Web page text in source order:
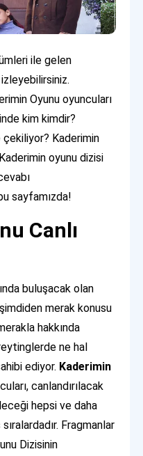
ile gelen
Oyunu oyuncuları
kim kimdir?
çekiliyor? Kaderimin
oyunu dizisi
sayfamızda!
Canlı
buluşacak olan
merak konusu
hakkında
ne hal
ediyor. Kaderimin
canlandırılacak
hepsi ve daha
Fragmanlar
Dizisinin